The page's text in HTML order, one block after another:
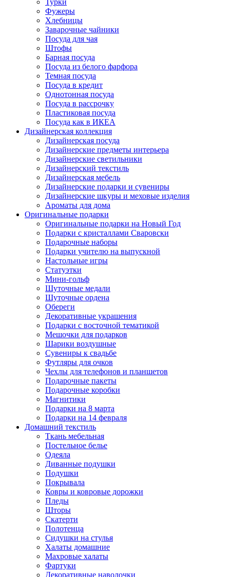
Турки
Фужеры
Хлебницы
Заварочные чайники
Посуда для чая
Штофы
Барная посуда
Посуда из белого фарфора
Темная посуда
Посуда в кредит
Однотонная посуда
Посуда в рассрочку
Пластиковая посуда
Посуда как в ИКЕА
Дизайнерская коллекция
Дизайнерская посуда
Дизайнерские предметы интерьера
Дизайнерские светильники
Дизайнерский текстиль
Дизайнерская мебель
Дизайнерские подарки и сувениры
Дизайнерские шкуры и меховые изделия
Ароматы для дома
Оригинальные подарки
Оригинальные подарки на Новый Год
Подарки с кристаллами Сваровски
Подарочные наборы
Подарки учителю на выпускной
Настольные игры
Статуэтки
Мини-гольф
Шуточные медали
Шуточные ордена
Обереги
Декоративные украшения
Подарки с восточной тематикой
Мешочки для подарков
Шарики воздушные
Сувениры к свадьбе
Футляры для очков
Чехлы для телефонов и планшетов
Подарочные пакеты
Подарочные коробки
Магнитики
Подарки на 8 марта
Подарки на 14 февраля
Домашний текстиль
Ткань мебельная
Постельное белье
Одеяла
Диванные подушки
Подушки
Покрывала
Ковры и ковровые дорожки
Пледы
Шторы
Скатерти
Полотенца
Сидушки на стулья
Халаты домашние
Махровые халаты
Фартуки
Декоративные наволочки